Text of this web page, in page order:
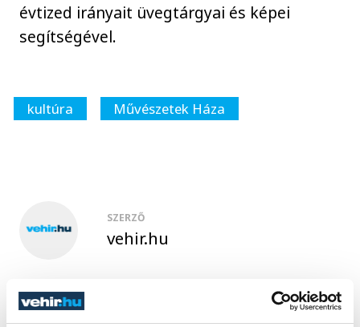
évtized irányait üvegtárgyai és képei
segítségével.
kultúra Művészetek Háza
SZERZŐ
vehir.hu